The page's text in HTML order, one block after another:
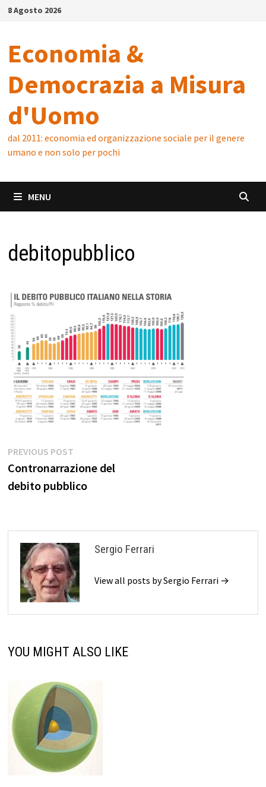
Skip8 Agosto 2026
Economia &
Democrazia a Misura
d'Uomo
dal 2011: economia ed organizzazione sociale per il genere
umano e non solo per pochi
MENU
debitopubblico
Navigazione
articoli
PREVIOUS POSTPrevious
post:
Contronarrazione del
debito pubblico
Sergio Ferrari
View all posts by Sergio Ferrari →
YOU MIGHT ALSO LIKE